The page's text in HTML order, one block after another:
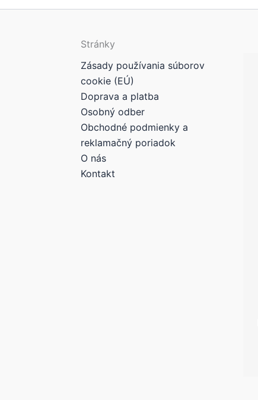
Stránky
Zásady používania súborov
cookie (EÚ)
Doprava a platba
Osobný odber
Obchodné podmienky a
reklamačný poriadok
O nás
Kontakt